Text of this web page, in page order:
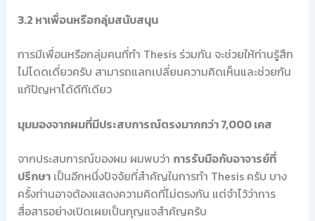
3.2 หาเพื่อนหรือกลุ่มสนับสนุน
การมีเพื่อนหรือกลุ่มคนที่ทำ Thesis ร่วมกัน จะช่วยให้ท่านรู้สึก
ไม่โดดเดี่ยวครับ สามารถแลกเปลี่ยนความคิดเห็นและช่วยกัน
แก้ปัญหาได้ดีทีเดียว
มุมมองจากผมที่มีประสบการณ์ตรงมากกว่า 7,000 เคส
จากประสบการณ์ของผม ผมพบว่า การรับมือกับอาจารย์ที่
ปรึกษาเป็นอีกหนึ่งปัจจัยที่สำคัญในการทำ Thesis ครับ บาง
ครั้งท่านอาจต้องแสดงความคิดที่ไม่ตรงกัน แต่จำไว้ว่าการ
สื่อสารอย่างเปิดเผยเป็นกุญแจสำคัญครับ